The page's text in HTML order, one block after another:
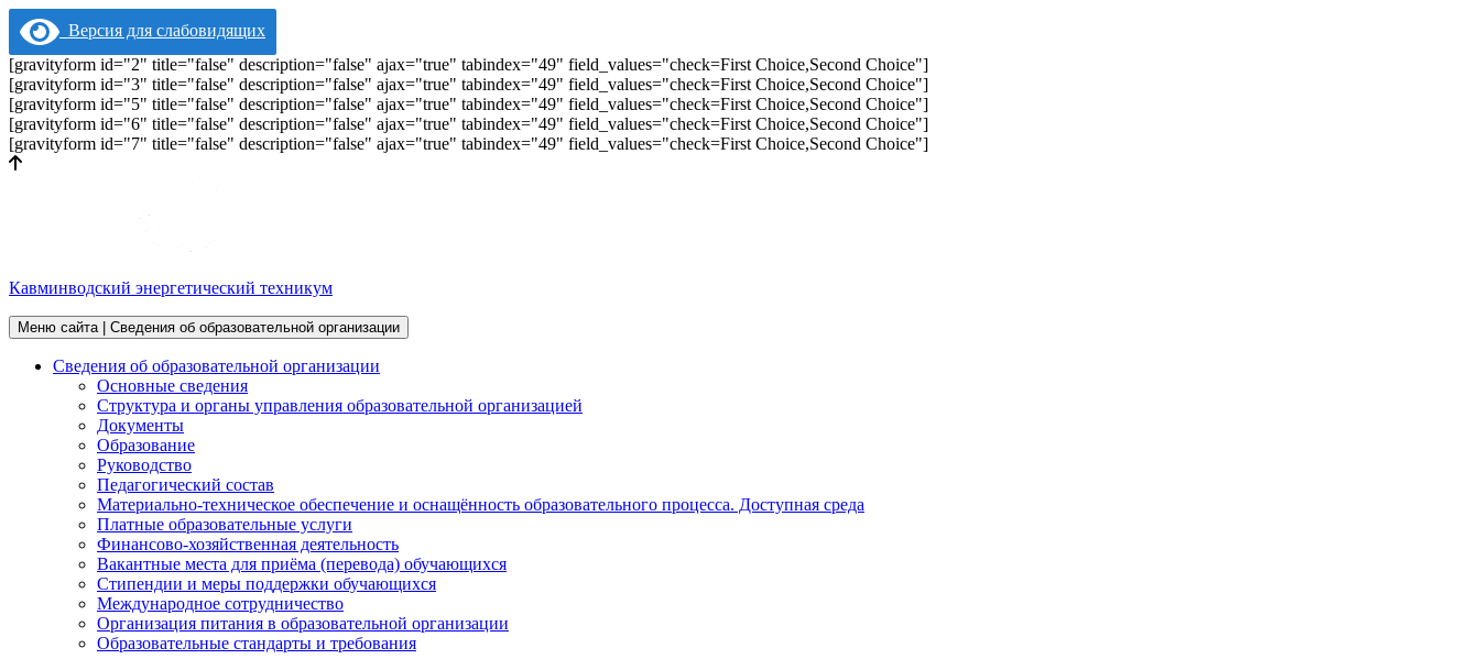
Версия для слабовидящих
[gravityform id="2" title="false" description="false" ajax="true" tabindex="49" field_values="check=First Choice,Second Choice"]
[gravityform id="3" title="false" description="false" ajax="true" tabindex="49" field_values="check=First Choice,Second Choice"]
[gravityform id="5" title="false" description="false" ajax="true" tabindex="49" field_values="check=First Choice,Second Choice"]
[gravityform id="6" title="false" description="false" ajax="true" tabindex="49" field_values="check=First Choice,Second Choice"]
[gravityform id="7" title="false" description="false" ajax="true" tabindex="49" field_values="check=First Choice,Second Choice"]
Кавминводский энергетический техникум
Меню сайта | Сведения об образовательной организации
Сведения об образовательной организации
Основные сведения
Структура и органы управления образовательной организацией
Документы
Образование
Руководство
Педагогический состав
Материально-техническое обеспечение и оснащённость образовательного процесса. Доступная среда
Платные образовательные услуги
Финансово-хозяйственная деятельность
Вакантные места для приёма (перевода) обучающихся
Стипендии и меры поддержки обучающихся
Международное сотрудничество
Организация питания в образовательной организации
Образовательные стандарты и требования